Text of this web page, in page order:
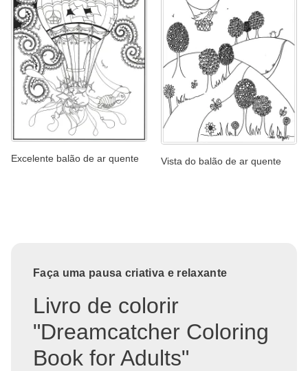
Excelente balão de ar quente Vista do balão de ar quente
Faça uma pausa criativa e relaxante
Livro de colorir
"Dreamcatcher Coloring
Book for Adults"